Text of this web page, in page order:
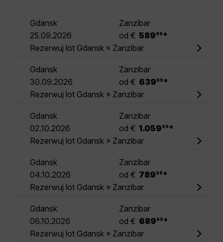
Gdansk
Zanzibar
25.09.2026
od € 589 99 *
Rezerwuj lot Gdansk » Zanzibar
Gdansk
Zanzibar
30.09.2026
od € 639 99 *
Rezerwuj lot Gdansk » Zanzibar
Gdansk
Zanzibar
02.10.2026
od € 1.059 99 *
Rezerwuj lot Gdansk » Zanzibar
Gdansk
Zanzibar
04.10.2026
od € 789 99 *
Rezerwuj lot Gdansk » Zanzibar
Gdansk
Zanzibar
06.10.2026
od € 689 99 *
Rezerwuj lot Gdansk » Zanzibar